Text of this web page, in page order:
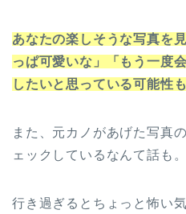
あなたの楽しそうな写真を
っぱ可愛いな」「もう一度
したいと思っている可能性
また、元カノがあげた写真
ェックしているなんて話も。
行き過ぎるとちょっと怖い